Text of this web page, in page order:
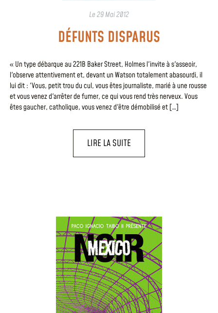
Le29 Mai 2012
DÉFUNTS DISPARUS
« Un type débarque au 221B Baker Street, Holmes l'invite à s'asseoir,
l'observe attentivement et, devant un Watson totalement abasourdi, il
lui dit : 'Vous, petit trou du cul, vous êtes journaliste, marié à une rousse
et vous venez d'arrêter de fumer, ce qui vous rend très nerveux. Vous
êtes gaucher, catholique, vous venez d'être démobilisé et […]
LIRE LA SUITE